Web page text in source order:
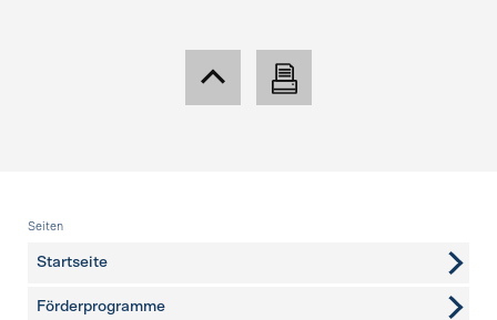
Fusszeile
Seiten
Startseite
Förderprogramme